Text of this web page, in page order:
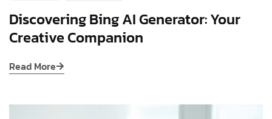
Discovering Bing AI Generator: Your
Creative Companion
Read More